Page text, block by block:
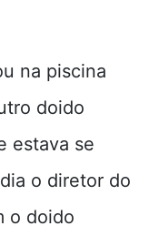
na piscina
doido
estava se
o diretor do
o doido